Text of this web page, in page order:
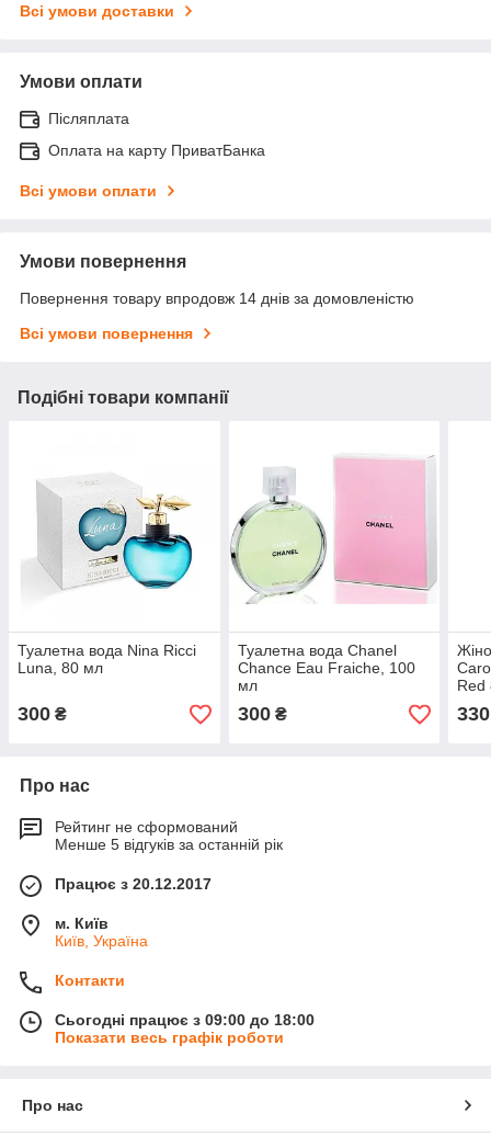
Всі умови доставки
Умови оплати
Післяплата
Оплата на карту ПриватБанка
Всі умови оплати
Умови повернення
Повернення товару впродовж 14 днів за домовленістю
Всі умови повернення
Подібні товари компанії
Туалетна вода Nina Ricci
Luna, 80 мл
300 ₴
Туалетна вода Chanel
Chance Eau Fraiche, 100
мл
300₴
Red
330
Про нас
Рейтинг не сформований
Менше 5 відгуків за останній рік
Працює з 20.12.2017
м. Київ
Київ, Україна
Контакти
Сьогодні працює з 09:00 до 18:00
Показати весь графік роботи
Про нас